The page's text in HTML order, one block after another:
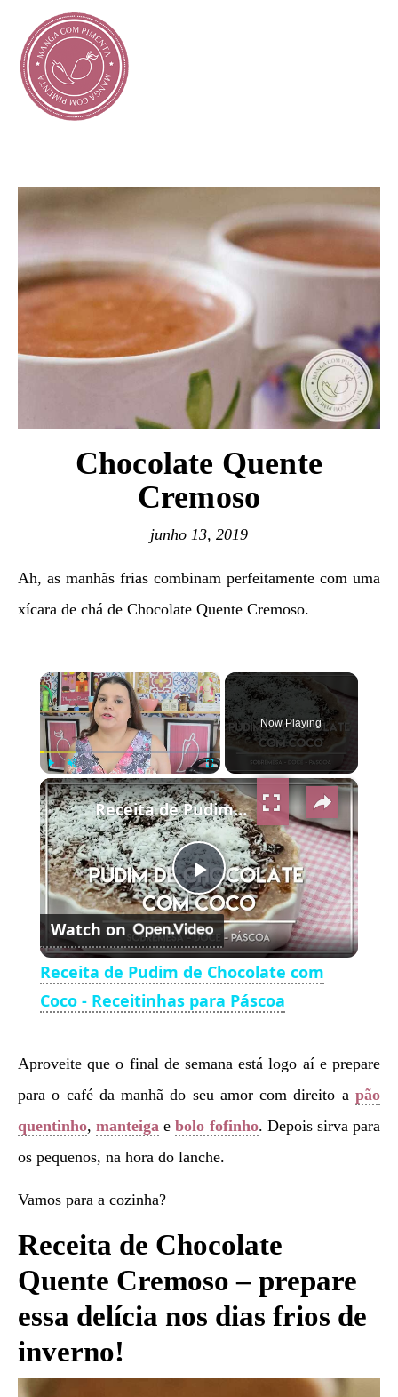
Chocolate Quente
Cremoso
junho 13, 2019
Ah, as manhãs frias combinam perfeitamente com uma
xícara de chá de Chocolate Quente Cremoso.
×
Play Unmute Fullscreen
Now Playing
×
Play
Video
Receita de Pudim de Chocolate com Coco - Receitinhas para Páscoa
Watch on
Receita de Pudim de Chocolate com
Coco - Receitinhas para Páscoa
Aproveite que o final de semana está logo aí e prepare
para o café da manhã do seu amor com direito a pão
quentinho,manteiga ebolo fofinho. Depois sirva para
os pequenos, na hora do lanche.
Vamos para a cozinha?
Receita de Chocolate
Quente Cremoso – prepare
essa delícia nos dias frios de
inverno!